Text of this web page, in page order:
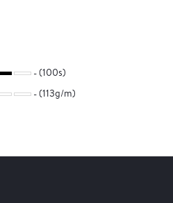
(100s)
(113g/m)